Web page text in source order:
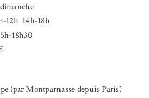
12h 14h-18h
18h30
(par Montparnasse depuis Paris)